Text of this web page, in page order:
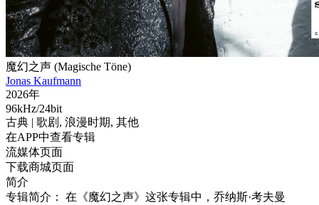
魔幻之声 (Magische Töne)
Jonas Kaufmann
2026年
96kHz/24bit
古典 | 歌剧, 浪漫时期, 其他
在APP中查看专辑
流媒体页面
下载商城页面
简介
专辑简介： 在《魔幻之声》这张专辑中，乔纳斯·考夫曼